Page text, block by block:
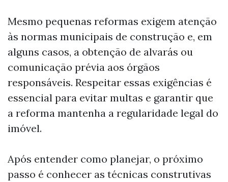
Mesmo pequenas reformas exigem atenção
às normas municipais de construção e, em
alguns casos, a obtenção de alvarás ou
comunicação prévia aos órgãos
responsáveis. Respeitar essas exigências é
essencial para evitar multas e garantir que
a reforma mantenha a regularidade legal do
imóvel.
Após entender como planejar, o próximo
passo é conhecer as técnicas construtivas